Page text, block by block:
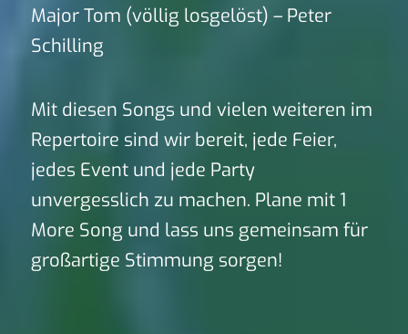
Major Tom (völlig losgelöst) – Peter
Schilling
Mit diesen Songs und vielen weiteren im
Repertoire sind wir bereit, jede Feier,
jedes Event und jede Party
unvergesslich zu machen. Plane mit 1
More Song und lass uns gemeinsam für
großartige Stimmung sorgen!